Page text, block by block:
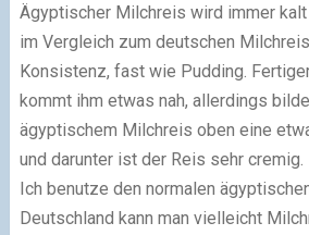
Ägyptischer Milchreis wird immer
im Vergleich zum deutschen
Konsistenz, fast wie Pudding.
kommt ihm etwas nah, allerdings
ägyptischem Milchreis oben eine
und darunter ist der Reis sehr cremig.
Ich benutze den normalen
Deutschland kann man vielleicht